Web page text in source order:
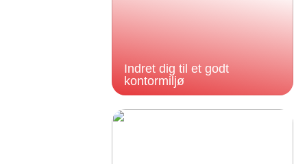
Indret dig til et godt
kontormiljø